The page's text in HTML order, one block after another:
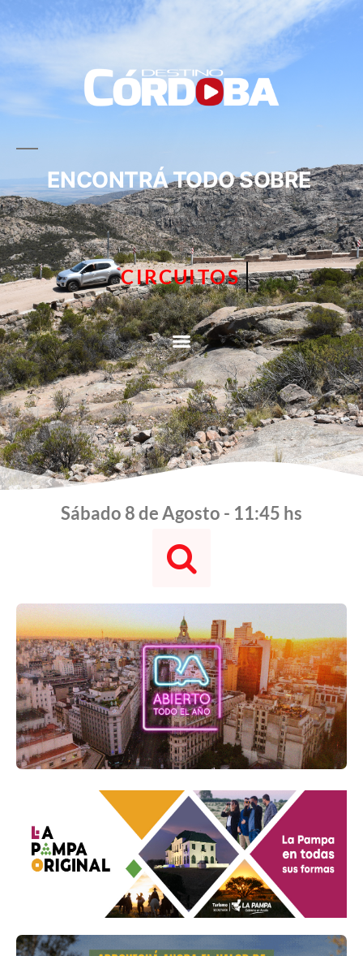
ENCONTRÁ TODO SOBRE
TURISMO
Sábado 8 de Agosto - 11:46 hs